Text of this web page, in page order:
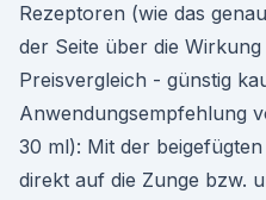
Rezeptoren (wie das
der Seite über die
Preisvergleich - günstig
Anwendungsempfehlung
30 ml): Mit der
direkt auf die Zunge bzw.